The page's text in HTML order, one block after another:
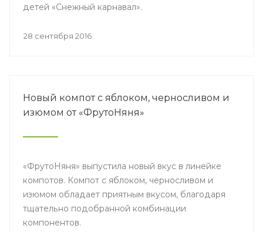
детей «Снежный карнавал».
28 сентября 2016
Новый компот с яблоком, черносливом и
изюмом от «ФрутоНяня»
«ФрутоНяня» выпустила новый вкус в линейке
компотов. Компот с яблоком, черносливом и
изюмом обладает приятным вкусом, благодаря
тщательно подобранной комбинации
компонентов.